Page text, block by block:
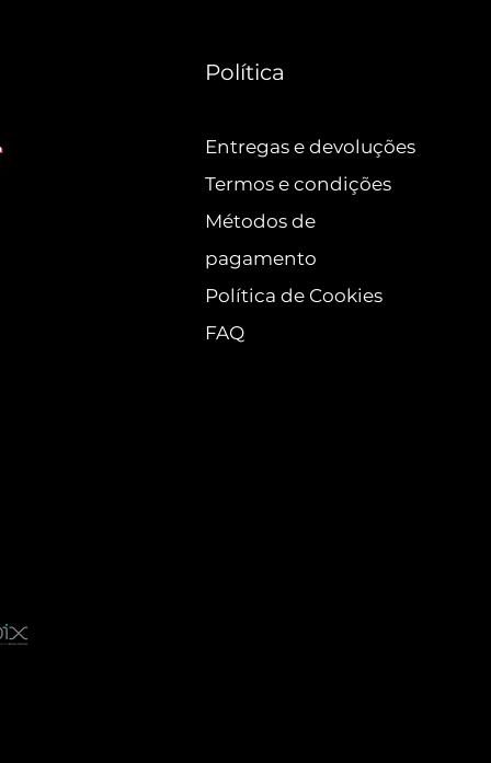
Política
Entregas e devoluções
Termos e condições
Métodos de
pagamento
Política de Cookies
FAQ